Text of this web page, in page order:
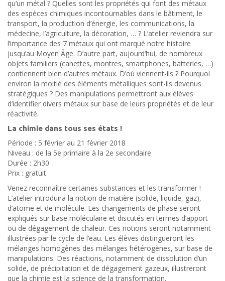
qu’un métal ? Quelles sont les propriétés qui font des métaux
des espèces chimiques incontournables dans le bâtiment, le
transport, la production d’énergie, les communications, la
médecine, l’agriculture, la décoration, … ? L’atelier reviendra sur
l’importance des 7 métaux qui ont marqué notre histoire
jusqu’au Moyen Âge. D’autre part, aujourd’hui, de nombreux
objets familiers (canettes, montres, smartphones, batteries, …)
contiennent bien d’autres métaux. D’où viennent-ils ? Pourquoi
environ la moitié des éléments métalliques sont-ils devenus
stratégiques ? Des manipulations permettront aux élèves
d’identifier divers métaux sur base de leurs propriétés et de leur
réactivité.
La chimie dans tous ses états !
Période : 5 février au 21 février 2018
Niveau : de la 5e primaire à la 2e secondaire
Durée : 2h30
Prix : gratuit
Venez reconnaître certaines substances et les transformer !
L’atelier introduira la notion de matière (solide, liquide, gaz),
d’atome et de molécule. Les changements de phase seront
expliqués sur base moléculaire et discutés en termes d’apport
ou de dégagement de chaleur. Ces notions seront notamment
illustrées par le cycle de l’eau. Les élèves distingueront les
mélanges homogènes des mélanges hétérogènes, sur base de
manipulations. Des réactions, notamment de dissolution d’un
solide, de précipitation et de dégagement gazeux, illustreront
que la chimie est la science de la transformation.